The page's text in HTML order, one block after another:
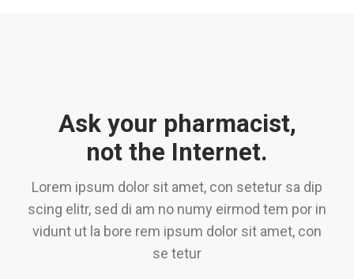
Ask your pharmacist,
not the Internet.
Lorem ipsum dolor sit amet, con setetur sa dip
scing elitr, sed di am no numy eirmod tem por in
vidunt ut la bore rem ipsum dolor sit amet, con
se tetur